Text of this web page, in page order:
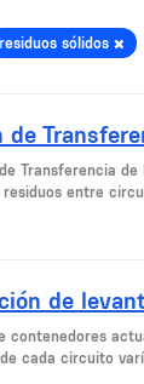
residuos sólidos
de
Transferencia
entre
de
contenedores
cada circuito